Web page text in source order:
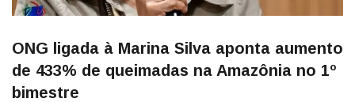
ONG ligada à Marina Silva aponta aumento
de 433% de queimadas na Amazônia no 1º
bimestre